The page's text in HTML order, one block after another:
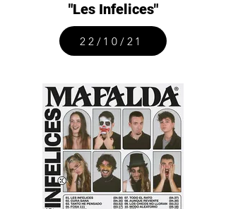
"Les Infelices"
22/10/21